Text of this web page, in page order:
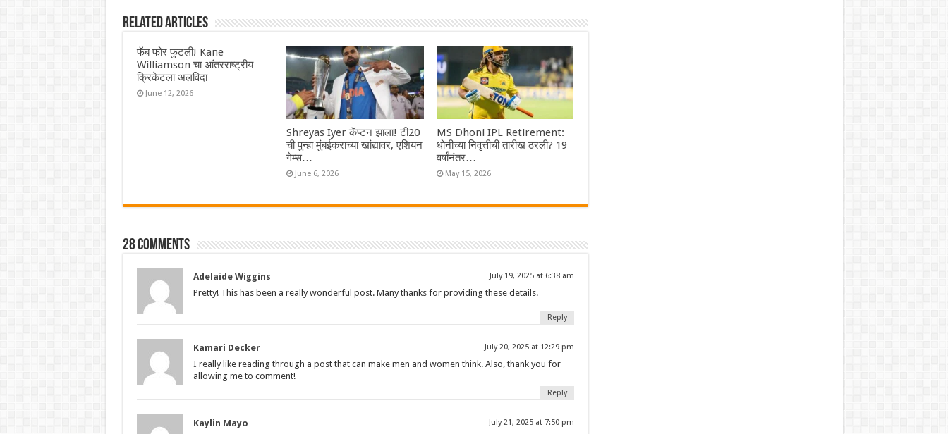
Related Articles
फॅब फोर फुटली! Kane
Williamson चा आंतरराष्ट्रीय
क्रिकेटला अलविदा
June 12, 2026
Shreyas Iyer कॅप्टन झाला! टी20
ची पुन्हा मुंबईकराच्या खांद्यावर, एशियन
गेम्स…
June 6, 2026
MS Dhoni IPL Retirement:
धोनीच्या निवृत्तीची तारीख ठरली? 19
वर्षांनंतर…
May 15, 2026
28 comments
Adelaide Wiggins July 19, 2025 at 6:38 am
Pretty! This has been a really wonderful post. Many thanks for providing these details.
Reply
Kamari Decker July 20, 2025 at 12:29 pm
I really like reading through a post that can make men and women think. Also, thank you for
allowing me to comment!
Reply
Kaylin Mayo July 21, 2025 at 7:50 pm